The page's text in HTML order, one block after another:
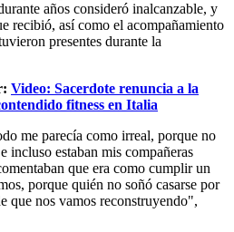
años consideró inalcanzable, y
recibió, así como el acompañamiento
presentes durante la
Video: Sacerdote renuncia a la
fitness en Italia
me parecía como irreal, porque no
incluso estaban mis compañeras
que era como cumplir un
porque quién no soñó casarse por
que nos vamos reconstruyendo",